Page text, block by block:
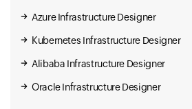
Partner Interconnect
Azure Infrastructure Designer
Kubernetes Infrastructure Designer
Alibaba Infrastructure Designer
Oracle Infrastructure Designer